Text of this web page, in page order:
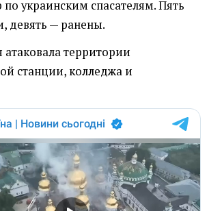
украинским спасателям. Пять
девять — ранены.
территории
станции, колледжа и